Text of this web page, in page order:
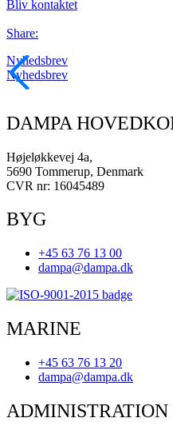
Bliv kontaktet
Share:
Nyhedsbrev
Nyhedsbrev
DAMPA
Højeløkkevej 4a,
5690 Tommerup, Denmark
CVR nr: 16045489
BYG
+45 63 76 13 00
dampa@dampa.dk
MARINE
+45 63 76 13 20
dampa@dampa.dk
ADMINISTRATION